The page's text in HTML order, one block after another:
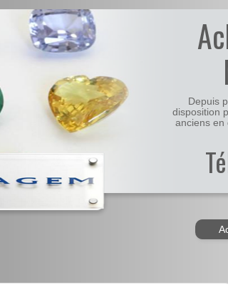
Depuis
disposition
anciens en